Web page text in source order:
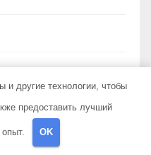
и другие технологии, чтобы
предоставить лучший
OK